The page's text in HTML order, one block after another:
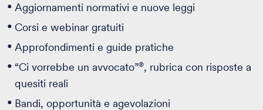
Aggiornamenti normativi e nuove leggi
Corsi e webinar gratuiti
Approfondimenti e guide pratiche
“Ci vorrebbe un avvocato”®, rubrica con risposte a
quesiti reali
Bandi, opportunità e agevolazioni